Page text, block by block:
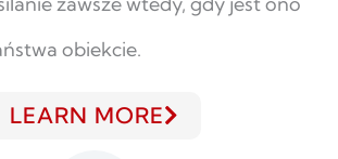
obiekcie.
LEARN MORE